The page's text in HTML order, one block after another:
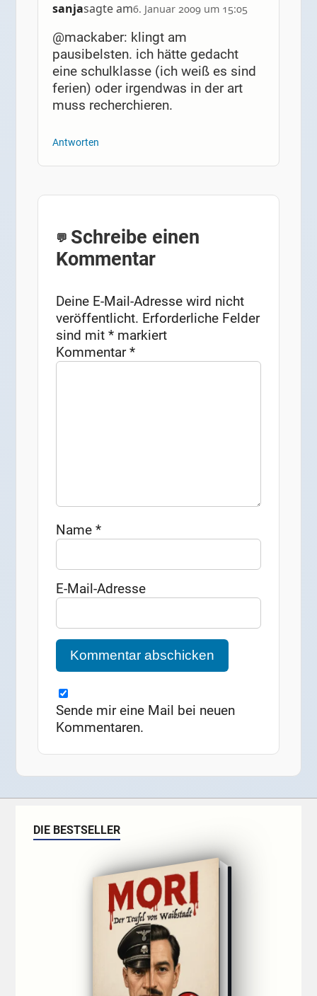
sanjasagte am6. Januar 2009 um 15:05
@mackaber: klingt am
pausibelsten. ich hätte gedacht
eine schulklasse (ich weiß es sind
ferien) oder irgendwas in der art
muss recherchieren.
Antworten
Schreibe einen
Kommentar
Deine E-Mail-Adresse wird nicht
veröffentlicht. Erforderliche Felder
sind mit* markiert
Kommentar*
Name*
E-Mail-Adresse
Sende mir eine Mail bei neuen
Kommentaren.
DIE BESTSELLER